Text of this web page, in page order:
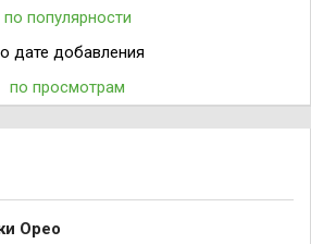
по популярности
дате добавления
по просмотрам
Орео